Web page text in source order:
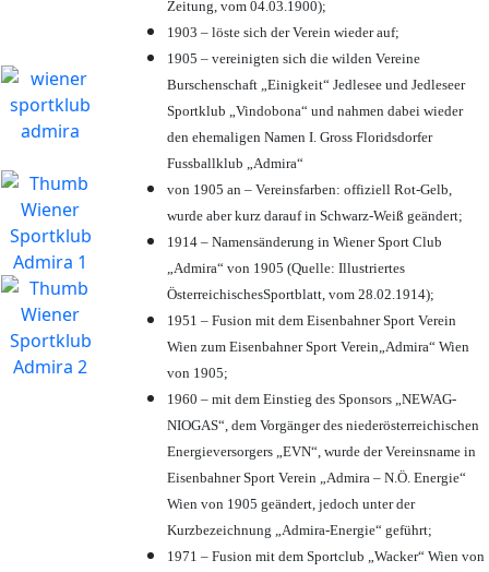
Zeitung, vom 04.03.1900);
1903 – löste sich der Verein wieder auf;
1905 – vereinigten sich die wilden Vereine
Burschenschaft „Einigkeit“ Jedlesee und Jedleseer
Sportklub „Vindobona“ und nahmen dabei wieder
den ehemaligen Namen I. Gross Floridsdorfer
Fussballklub „Admira“
von 1905 an – Vereinsfarben: offiziell Rot-Gelb,
wurde aber kurz darauf in Schwarz-Weiß geändert;
1914 – Namensänderung in Wiener Sport Club
„Admira“ von 1905 (Quelle: Illustriertes
ÖsterreichischesSportblatt, vom 28.02.1914);
1951 – Fusion mit dem Eisenbahner Sport Verein
Wien zum Eisenbahner Sport Verein„Admira“ Wien
von 1905;
1960 – mit dem Einstieg des Sponsors „NEWAG-
NIOGAS“, dem Vorgänger des niederösterreichischen
Energieversorgers „EVN“, wurde der Vereinsname in
Eisenbahner Sport Verein „Admira – N.Ö. Energie“
Wien von 1905 geändert, jedoch unter der
Kurzbezeichnung „Admira-Energie“ geführt;
1971 – Fusion mit dem Sportclub „Wacker“ Wien von